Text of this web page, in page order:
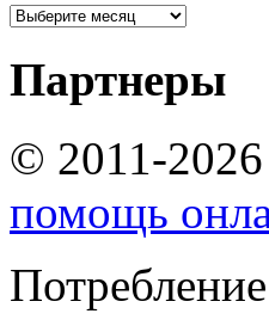
Партнеры
© 2011-
помощь